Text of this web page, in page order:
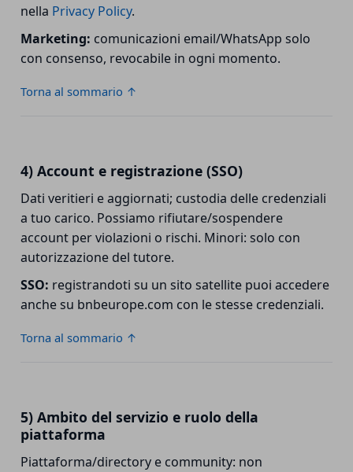
nella Privacy Policy.
Marketing: comunicazioni email/WhatsApp solo
con consenso, revocabile in ogni momento.
Torna al sommario ↑
4) Account e registrazione (SSO)
Dati veritieri e aggiornati; custodia delle credenziali
a tuo carico. Possiamo rifiutare/sospendere
account per violazioni o rischi. Minori: solo con
autorizzazione del tutore.
SSO: registrandoti su un sito satellite puoi accedere
anche su bnbeurope.com con le stesse credenziali.
Torna al sommario ↑
5) Ambito del servizio e ruolo della
piattaforma
Piattaforma/directory e community: non